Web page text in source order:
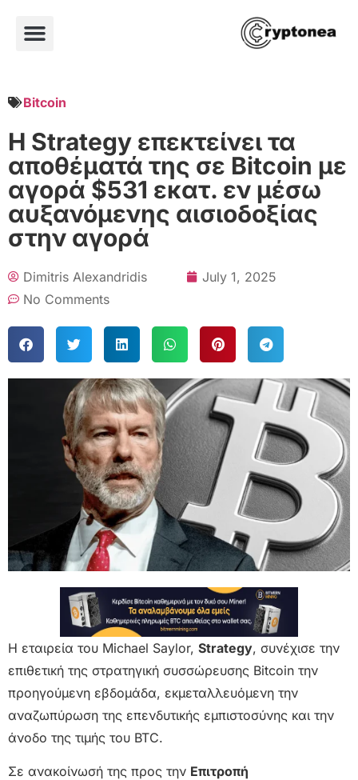
Bitcoin
Η Strategy επεκτείνει τα
αποθέματά της σε Bitcoin με
αγορά $531 εκατ. εν μέσω
αυξανόμενης αισιοδοξίας
στην αγορά
Dimitris Alexandridis
July 1, 2025
No Comments
Η εταιρεία του Michael Saylor, Strategy, συνέχισε την
επιθετική της στρατηγική συσσώρευσης Bitcoin την
προηγούμενη εβδομάδα, εκμεταλλευόμενη την
αναζωπύρωση της επενδυτικής εμπιστοσύνης και την
άνοδο της τιμής του BTC.
Σε ανακοίνωσή της προς την Επιτροπή